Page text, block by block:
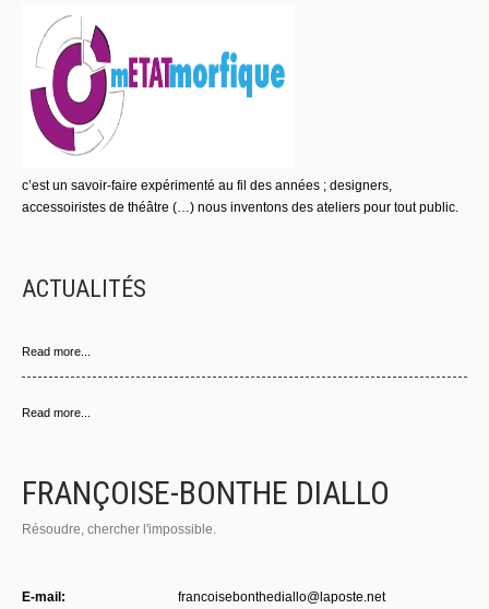
c’est un savoir-faire expérimenté au fil des années ; designers,
accessoiristes de théâtre (…) nous inventons des ateliers pour tout public.
ACTUALITÉS
Read more...
Read more...
FRANÇOISE-BONTHE DIALLO
Résoudre, chercher l'impossible.
E-mail: francoisebonthediallo@laposte.net